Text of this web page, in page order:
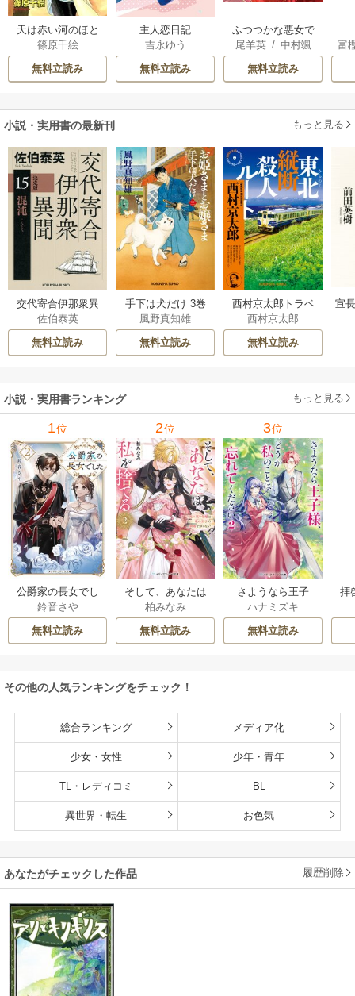
天は赤い河のほと
り
篠原千絵
無料立読み
主人恋日記
吉永ゆう
無料立読み
ふつつかな悪女で
はございますが ～
雛宮蝶鼠とりかえ
伝～
尾羊英/ 中村颯
希/ゆき哉
無料立読み
富
小説・実用書の最新刊 もっと見る
交代寄合伊那衆異
聞 15巻
佐伯泰英
無料立読み
手下は犬だけ 3巻
風野真知雄
無料立読み
西村京太郎トラベ
ルミステリー・セ
レクション 2巻
西村京太郎
無料立読み
宣
小説・実用書ランキング もっと見る
1位
公爵家の長女でし
た
鈴音さや
無料立読み
2位
そして、あなたは
私を捨てる
柏みなみ
無料立読み
3位
さようなら王子
様、どうか私のこ
とは忘れてくださ
い
ハナミズキ
無料立読み
拝
その他の人気ランキングをチェック！
総合ランキング メディア化
少女・女性 少年・青年
TL・レディコミ BL
異世界・転生 お色気
あなたがチェックした作品 履歴削除